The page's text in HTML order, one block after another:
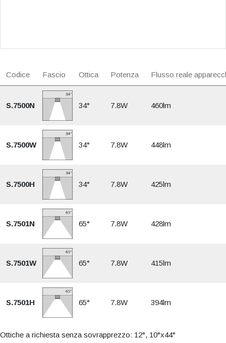
Codice Fascio Ottica Potenza Flusso reale
S.7500N 34° 7.8W 460lm
S.7500W 34° 7.8W 448lm
S.7500H 34° 7.8W 425lm
S.7501N 65° 7.8W 428lm
S.7501W 65° 7.8W 415lm
S.7501H 65° 7.8W 394lm
Ottiche a richiesta senza sovrapprezzo: 12°, 10°x44°